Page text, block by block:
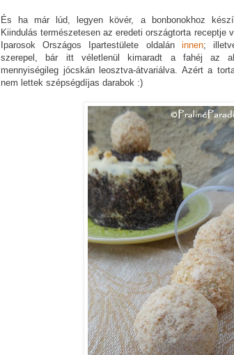
És ha már lúd, legyen kövér, a bonbonokhoz
Kiindulás természetesen az eredeti országtorta receptje
Iparosok Országos Ipartestülete oldalán innen;
szerepel, bár itt véletlenül kimaradt a fahéj az
mennyiségileg jócskán leosztva-átvariálva. Azért a
nem lettek szépségdíjas darabok :)